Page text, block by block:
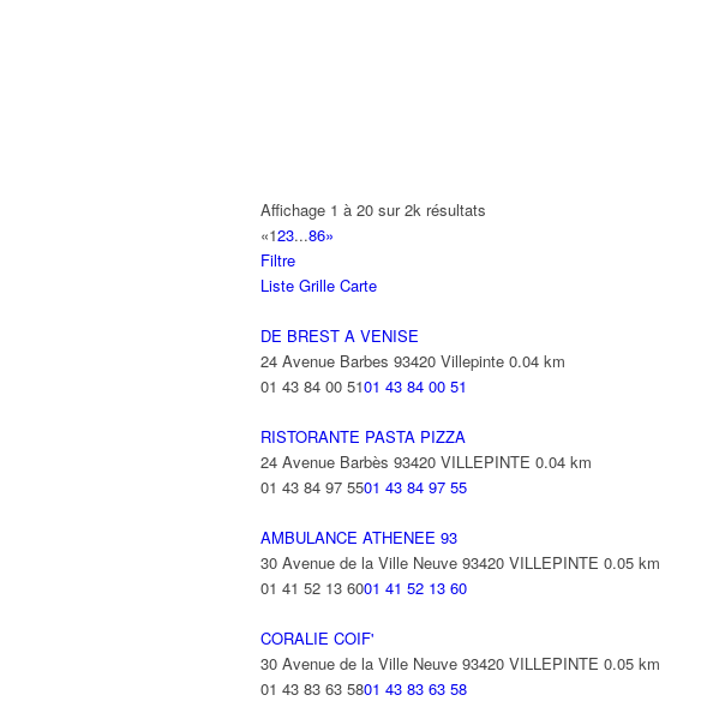
17 Avenue Georges Clemenceau 93420 VILLEPINTE
01 41 51 06 69
SENG JOHNNY
06 17 45 30 3006 17 45 30 30
ILYESS
01 49 47 91 98 01 49 47 91 98
Affichage 1 à 20 sur 2k résultats
«123...86»
Filtre
Liste Grille Carte
DE BREST A VENISE
24 Avenue Barbes 93420 Villepinte 0.04 km
01 43 84 00 5101 43 84 00 51
RISTORANTE PASTA PIZZA
24 Avenue Barbès 93420 VILLEPINTE 0.04 km
01 43 84 97 5501 43 84 97 55
AMBULANCE ATHENEE 93
30 Avenue de la Ville Neuve 93420 VILLEPINTE 0.05 km
01 41 52 13 6001 41 52 13 60
CORALIE COIF'
30 Avenue de la Ville Neuve 93420 VILLEPINTE 0.05 km
01 43 83 63 5801 43 83 63 58